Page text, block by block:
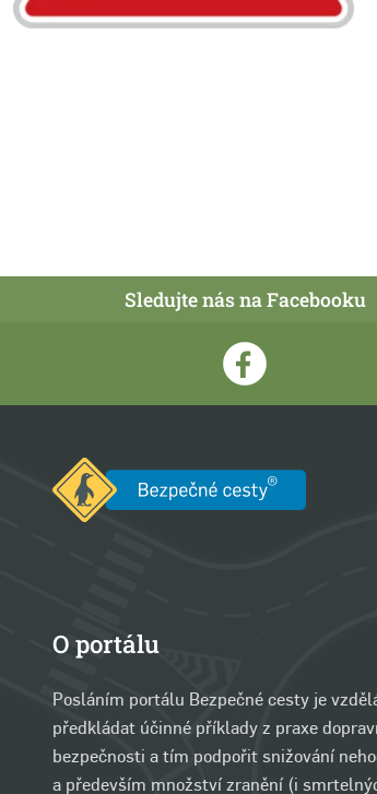
Sledujte nás na Facebooku
O portálu
Posláním portálu Bezpečné cesty je
předkládat účinné příklady z praxe
bezpečnosti a tím podpořit snižování
a především množství zranění (i